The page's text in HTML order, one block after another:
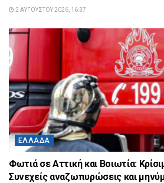
2 ΑΥΓΟΎΣΤΟΥ 2026, 16:37
ΕΛΛΆΔΑ
Φωτιά σε Αττική και Βοιωτία:
Συνεχείς αναζωπυρώσεις και